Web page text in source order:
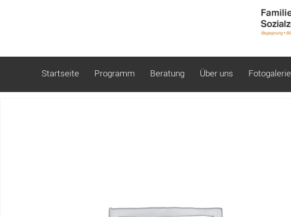
Startseite Programm Beratung Über uns Fotogalerie